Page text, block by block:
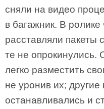
сняли на видео
в багажник. В ролике
расставляли пакеты
те не опрокинулись.
легко разместить
не уронив их; другие
останавливались и